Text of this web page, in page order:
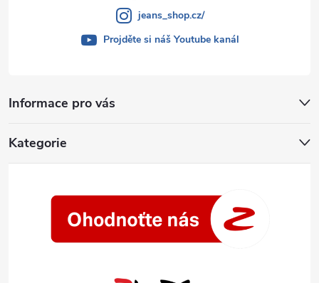
Informace pro vás
Kategorie
jeans_shop.cz/
Projděte si náš Youtube kanál